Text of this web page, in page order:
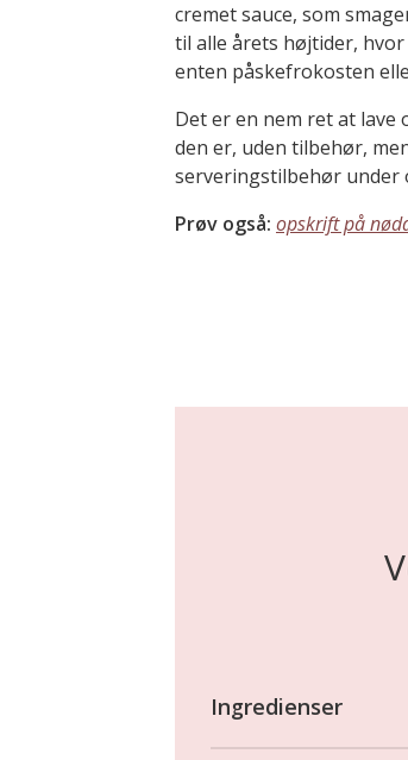
cremet sauce, som
til alle årets højtider,
enten påskefrokosten
Det er en nem ret at
den er, uden tilbehør,
serveringstilbehør under
Prøv også: opskrift på
Ingredienser